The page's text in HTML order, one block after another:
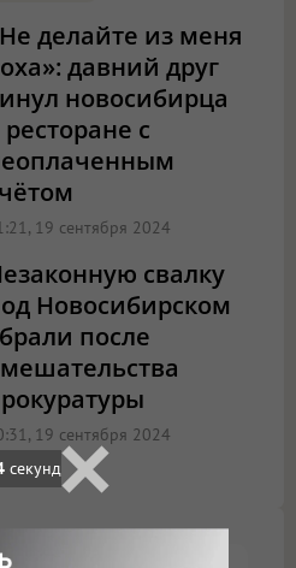
делайте из меня
давний друг
новосибирца
ресторане с
19 сентября 2024
свалку
Новосибирском
после
19 сентября 2024
секунд